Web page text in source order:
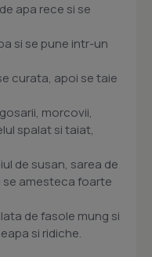
apa rece si se
si se pune intr-un
curata, apoi se taie
morcovii,
spalat si taiat,
de susan, sarea de
se amesteca foarte
de fasole mung si
si ridiche.